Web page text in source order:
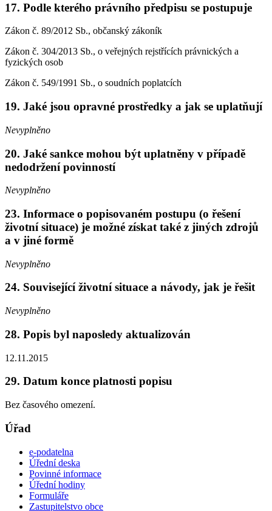
17. Podle kterého právního předpisu se postupuje
Zákon č. 89/2012 Sb., občanský zákoník
Zákon č. 304/2013 Sb., o veřejných rejstřících právnických a
fyzických osob
Zákon č. 549/1991 Sb., o soudních poplatcích
19. Jaké jsou opravné prostředky a jak se uplatňují
Nevyplněno
20. Jaké sankce mohou být uplatněny v případě
nedodržení povinností
Nevyplněno
23. Informace o popisovaném postupu (o řešení
životní situace) je možné získat také z jiných zdrojů
a v jiné formě
Nevyplněno
24. Související životní situace a návody, jak je řešit
Nevyplněno
28. Popis byl naposledy aktualizován
12.11.2015
29. Datum konce platnosti popisu
Bez časového omezení.
Úřad
e-podatelna
Úřední deska
Povinné informace
Úřední hodiny
Formuláře
Zastupitelstvo obce